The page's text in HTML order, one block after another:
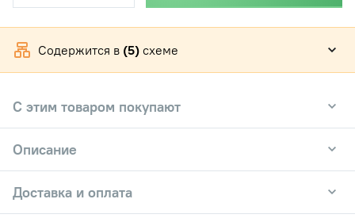
Содержится в (5) схеме
С этим товаром покупают
Описание
Доставка и оплата